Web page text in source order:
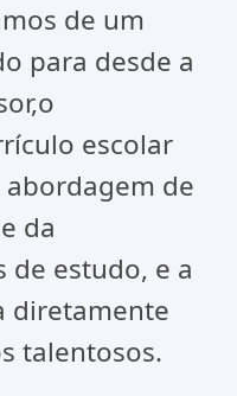
de um
para desde a
escolar
abordagem de
da
de estudo, e a
diretamente
talentosos.